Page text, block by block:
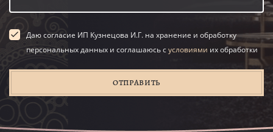
Даю согласие ИП Кузнецова И.Г. на хранение и обработку
персональных данных и соглашаюсь сусловиями их обработки
ОТПРАВИТЬ